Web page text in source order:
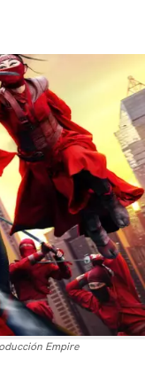
Empire